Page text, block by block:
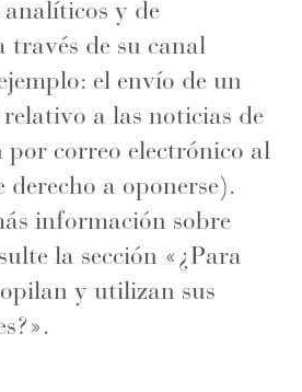
y de
través de su canal
el envío de un
a las noticias de
por correo electrónico al
derecho a oponerse).
información sobre
la sección «¿Para
y utilizan sus